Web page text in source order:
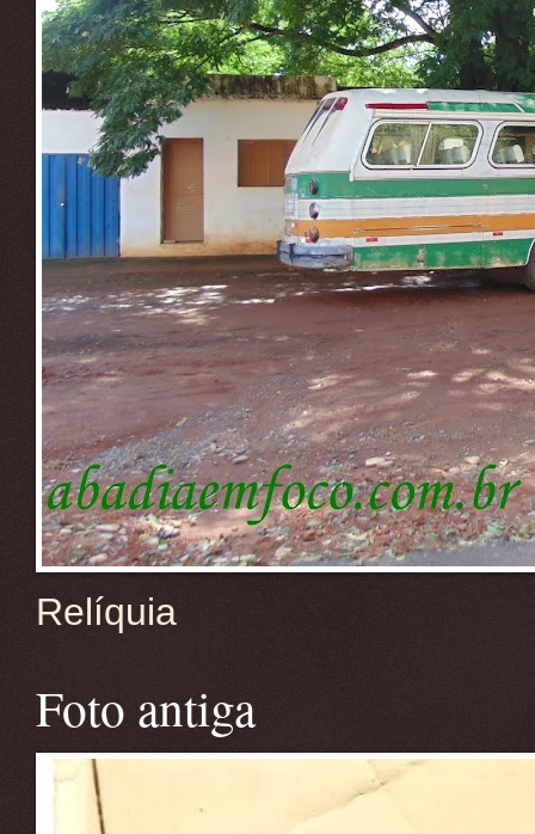
Relíquia
Foto antiga